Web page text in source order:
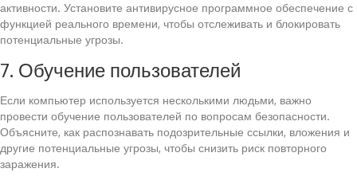
активности. Установите антивирусное программное обеспечение с
функцией реального времени, чтобы отслеживать и блокировать
потенциальные угрозы.
7. Обучение пользователей
Если компьютер используется несколькими людьми, важно
провести обучение пользователей по вопросам безопасности.
Объясните, как распознавать подозрительные ссылки, вложения и
другие потенциальные угрозы, чтобы снизить риск повторного
заражения.